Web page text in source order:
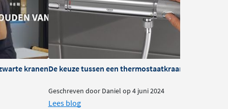
kranenDe keuze tussen een thermostaatkraan of
Geschreven door Daniel op 4 juni 2024
Lees blog